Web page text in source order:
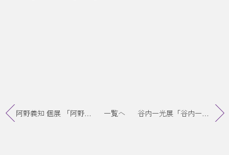
阿野義知 個展 「阿野展」終了 一覧へ 谷内一光展「谷内一光時代｜完璧じゃないけど美しい」